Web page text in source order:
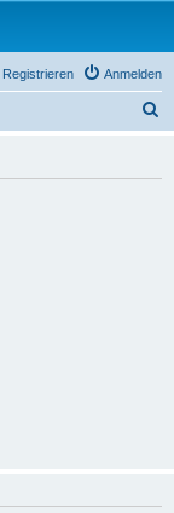
Anmelden
Registrieren